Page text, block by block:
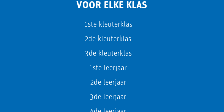
VOOR ELKE KLAS
1ste kleuterklas
2de kleuterklas
3de kleuterklas
1ste leerjaar
2de leerjaar
3de leerjaar